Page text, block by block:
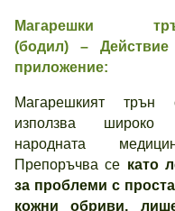
Магарешки
(бодил) –
приложение:
Магарешкият трън
използва широко
народната
Препоръчва се като
за проблеми с
кожни обриви,